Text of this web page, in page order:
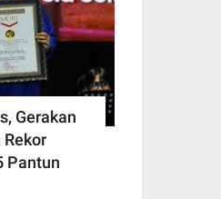
Gerakan
Pantun